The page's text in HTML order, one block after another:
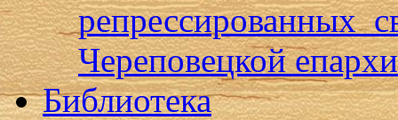
репрессированных
Череповецкой
Библиотека